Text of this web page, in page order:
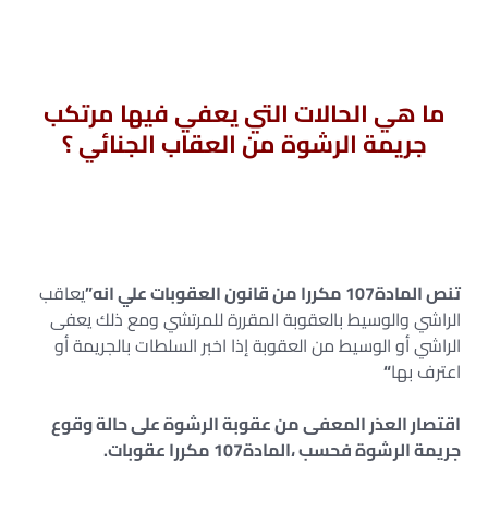
ما هي الحالات التي يعفي فيها مرتكب
جريمة الرشوة من العقاب الجنائي ؟
تنص المادة107 مكررا من قانون العقوبات علي انه”
يعاقب
الراشي والوسيط بالعقوبة المقررة للمرتشي ومع ذلك يعفى
الراشي أو الوسيط من العقوبة إذا اخبر السلطات بالجريمة أو
اعترف بها“
اقتصار العذر المعفى من عقوبة الرشوة على حالة وقوع
جريمة الرشوة فحسب ،المادة107 مكررا عقوبات.